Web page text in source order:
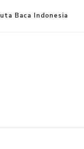
Baca Indonesia